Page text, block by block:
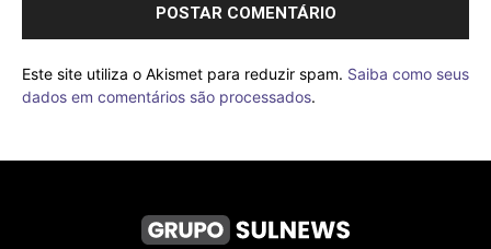
Este site utiliza o Akismet para reduzir spam. Saiba como seus
dados em comentários são processados.